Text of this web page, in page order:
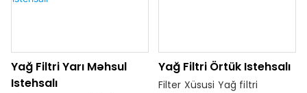
media və tel radial
ala bilər
Yağ Filtri Yarı Məhsul
Istehsalı
Yağ Filtri Örtük Istehsalı
Filter Xüsusi Yağ filtri